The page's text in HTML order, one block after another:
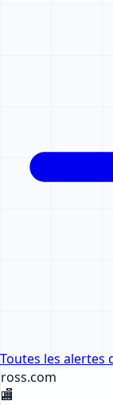
Toutes les alertes
ross.com
🏬